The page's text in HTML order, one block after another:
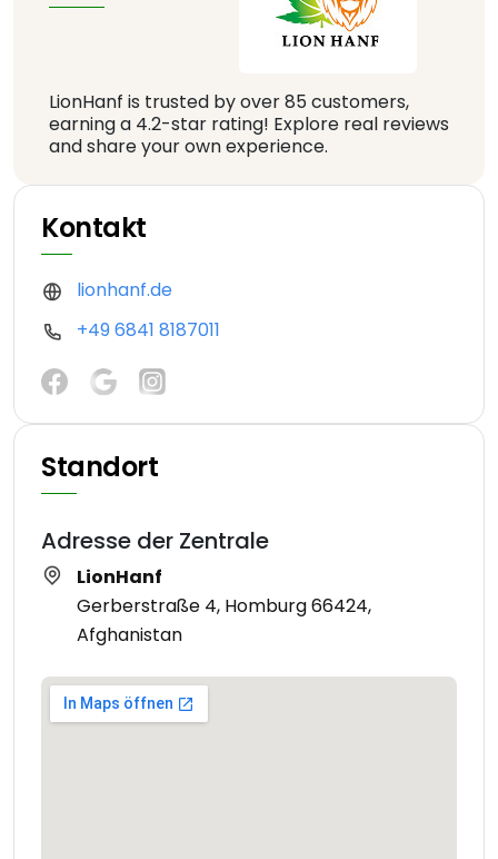
LionHanf is trusted by over 85 customers,
earning a 4.2-star rating! Explore real reviews
and share your own experience.
Kontakt
lionhanf.de
+49 6841 8187011
Standort
Adresse der Zentrale
LionHanf
Gerberstraße 4, Homburg 66424,
Afghanistan